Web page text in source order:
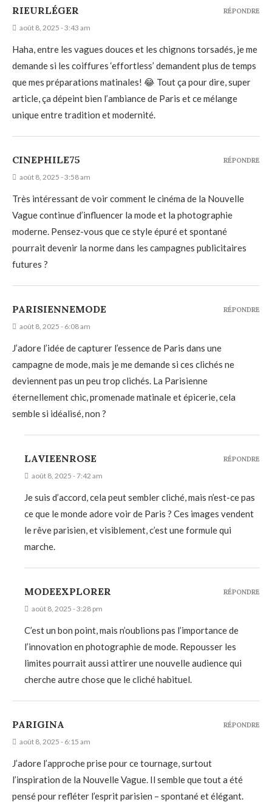
RIEURLÉGER
août 8, 2025 - 3:43 am
Haha, entre les vagues douces et les chignons torsadés, je me
demande si les coiffures ‘effortless’ demandent plus de temps
que mes préparations matinales! 😂 Tout ça pour dire, super
article, ça dépeint bien l’ambiance de Paris et ce mélange
unique entre tradition et modernité.
RÉPONDRE
CINEPHILE75
août 8, 2025 - 3:58 am
Très intéressant de voir comment le cinéma de la Nouvelle
Vague continue d’influencer la mode et la photographie
moderne. Pensez-vous que ce style épuré et spontané
pourrait devenir la norme dans les campagnes publicitaires
futures ?
RÉPONDRE
PARISIENNEMODE
août 8, 2025 - 6:08 am
J’adore l’idée de capturer l’essence de Paris dans une
campagne de mode, mais je me demande si ces clichés ne
deviennent pas un peu trop clichés. La Parisienne
éternellement chic, promenade matinale et épicerie, cela
semble si idéalisé, non ?
RÉPONDRE
LAVIEENROSE
août 8, 2025 - 7:42 am
Je suis d’accord, cela peut sembler cliché, mais n’est-ce pas
ce que le monde adore voir de Paris ? Ces images vendent
le rêve parisien, et visiblement, c’est une formule qui
marche.
RÉPONDRE
MODEEXPLORER
août 8, 2025 - 3:28 pm
C’est un bon point, mais n’oublions pas l’importance de
l’innovation en photographie de mode. Repousser les
limites pourrait aussi attirer une nouvelle audience qui
cherche autre chose que le cliché habituel.
RÉPONDRE
PARIGINA
août 8, 2025 - 6:15 am
J’adore l’approche prise pour ce tournage, surtout
l’inspiration de la Nouvelle Vague. Il semble que tout a été
pensé pour refléter l’esprit parisien – spontané et élégant.
RÉPONDRE